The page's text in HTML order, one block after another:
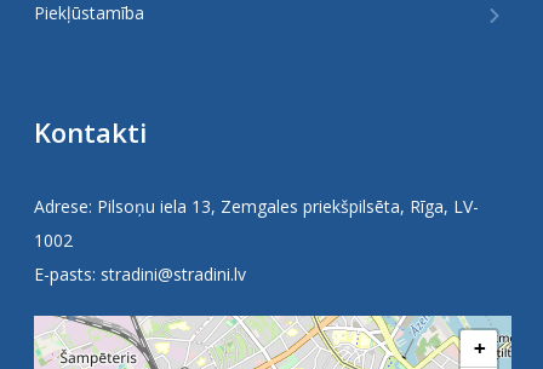
Piekļūstamība
Kontakti
Adrese: Pilsoņu iela 13, Zemgales priekšpilsēta, Rīga, LV-
1002
E-pasts: stradini@stradini.lv
+